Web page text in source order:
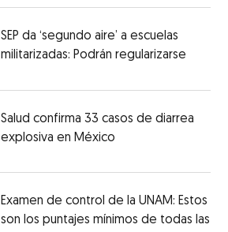
SEP da ‘segundo aire’ a escuelas
militarizadas: Podrán regularizarse
Salud confirma 33 casos de diarrea
explosiva en México
Examen de control de la UNAM: Estos
son los puntajes mínimos de todas las